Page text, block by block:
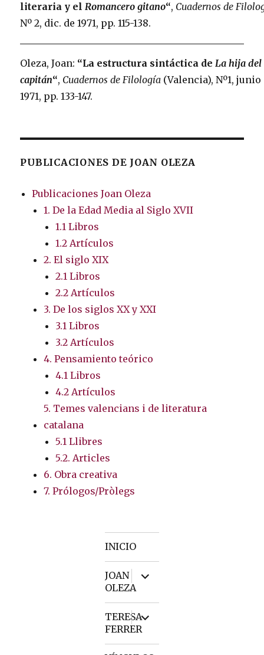
literaria y elRomancero gitano“, Cuadernos de
Nº 2, dic. de 1971, pp. 115-138.
Oleza, Joan: “La estructura sintáctica de La hija del
capitán“, Cuadernos de Filología (Valencia), Nº1, junio
1971, pp. 133-147.
PUBLICACIONES DE JOAN OLEZA
Publicaciones Joan Oleza
1. De la Edad Media al Siglo XVII
1.1 Libros
1.2 Artículos
2. El siglo XIX
2.1 Libros
2.2 Artículos
3. De los siglos XX y XXI
3.1 Libros
3.2 Artículos
4. Pensamiento teórico
4.1 Libros
4.2 Artículos
5. Temes valencians i de literatura
catalana
5.1 Llibres
5.2. Articles
6. Obra creativa
7. Prólogos/Pròlegs
INICIO
JOAN
OLEZA
expand
child
menu
TERESA
FERRER
expand
child
menu